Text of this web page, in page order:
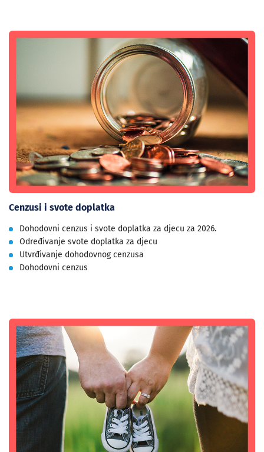
Cenzusi i svote doplatka
Dohodovni cenzus i svote doplatka za djecu za 2026.
Određivanje svote doplatka za djecu
Utvrđivanje dohodovnog cenzusa
Dohodovni cenzus